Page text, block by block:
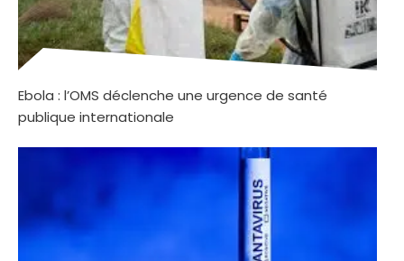
Ebola : l’OMS déclenche une urgence de santé
publique internationale